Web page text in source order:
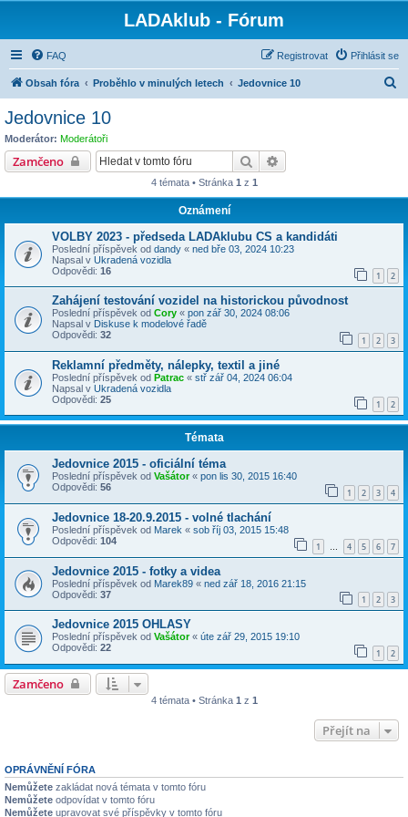
LADAklub - Fórum
FAQ Přihlásit se
Registrovat
Obsah fóra Proběhlo v minulých letech Jedovnice 10
Jedovnice 10
Moderátor: Moderátoři
Zamčeno Hledat
4 témata • Stránka 1 z 1
Oznámení
VOLBY 2023 - předseda LADAklubu CS a kandidáti
Poslední příspěvek od dandy « ned bře 03, 2024 10:23
Napsal v Ukradená vozidla
Odpovědi: 16 1 2
Zahájení testování vozidel na historickou původnost
Poslední příspěvek od Cory « pon zář 30, 2024 08:06
Napsal v Diskuse k modelové řadě
Odpovědi: 32 1 2 3
Reklamní předměty, nálepky, textil a jiné
Poslední příspěvek od Patrac « stř zář 04, 2024 06:04
Napsal v Ukradená vozidla
Odpovědi: 25 1 2
Témata
Jedovnice 2015 - oficiální téma
Poslední příspěvek od Vašátor« pon lis 30, 2015 16:40
Odpovědi: 56 1 2 3 4
Jedovnice 18-20.9.2015 - volné tlachání
Poslední příspěvek od Marek « sob říj 03, 2015 15:48
Odpovědi: 104 1 … 4 5 6 7
Jedovnice 2015 - fotky a videa
Poslední příspěvek od Marek89 « ned zář 18, 2016 21:15
Odpovědi: 37 1 2 3
Jedovnice 2015 OHLASY
Poslední příspěvek od Vašátor« úte zář 29, 2015 19:10
Odpovědi: 22 1 2
Zamčeno
4 témata • Stránka 1 z 1
Přejít na
OPRÁVNĚNÍ FÓRA
Nemůžete zakládat nová témata v tomto fóru
Nemůžete odpovídat v tomto fóru
Nemůžete upravovat své příspěvky v tomto fóru